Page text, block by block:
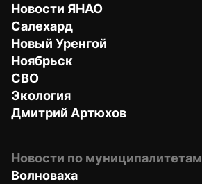
Новости ЯНАО
Салехард
Новый Уренгой
Ноябрьск
СВО
Экология
Дмитрий Артюхов
Новости по муниципалитетам
Волноваха